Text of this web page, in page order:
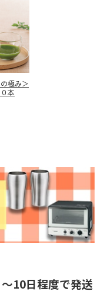
極み＞
本
10日程度で発送